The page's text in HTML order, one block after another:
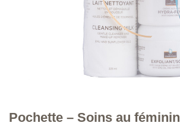
Pochette – Soins au féminin